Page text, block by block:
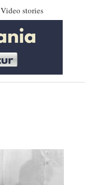
Video stories